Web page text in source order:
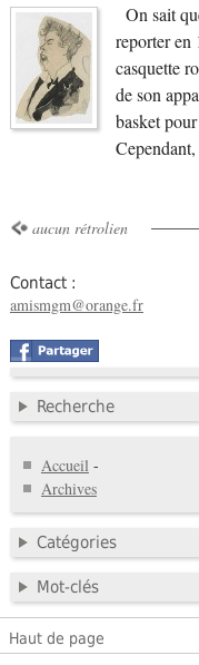
On sait
reporter en
casquette
de son
basket
aucun rétrolien
Contact :
amismgm@orange.fr
Recherche
Accueil -
Archives
Catégories
Mot-clés
Haut de page